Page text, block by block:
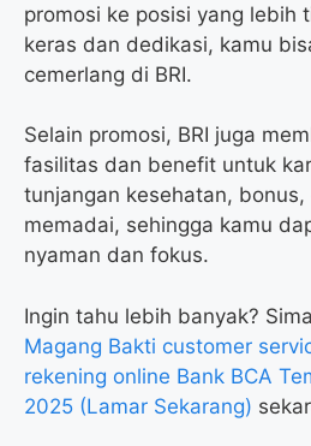
promosi ke posisi yang lebih
keras dan dedikasi, kamu
cemerlang di BRI.
Selain promosi, BRI juga
fasilitas dan benefit untuk
tunjangan kesehatan,
memadai, sehingga kamu
nyaman dan fokus.
Ingin tahu lebih banyak?
Magang Bakti customer
rekening online Bank BCA
2025 (Lamar Sekarang)